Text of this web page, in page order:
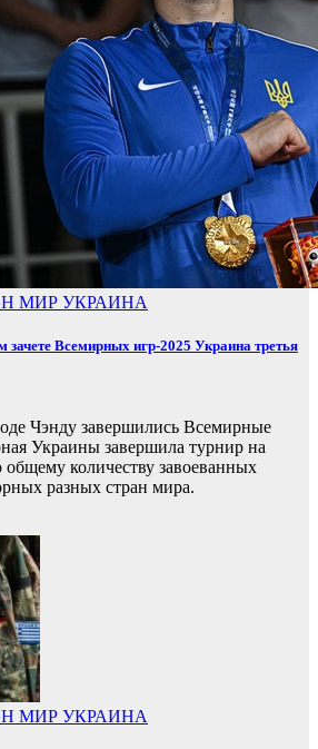
МИР УКРАИНА
Всемирных игр-2025 Украина третья
Чэнду завершились Всемирные
Украины завершила турнир на
общему количеству завоеванных
разных стран мира.
МИР УКРАИНА